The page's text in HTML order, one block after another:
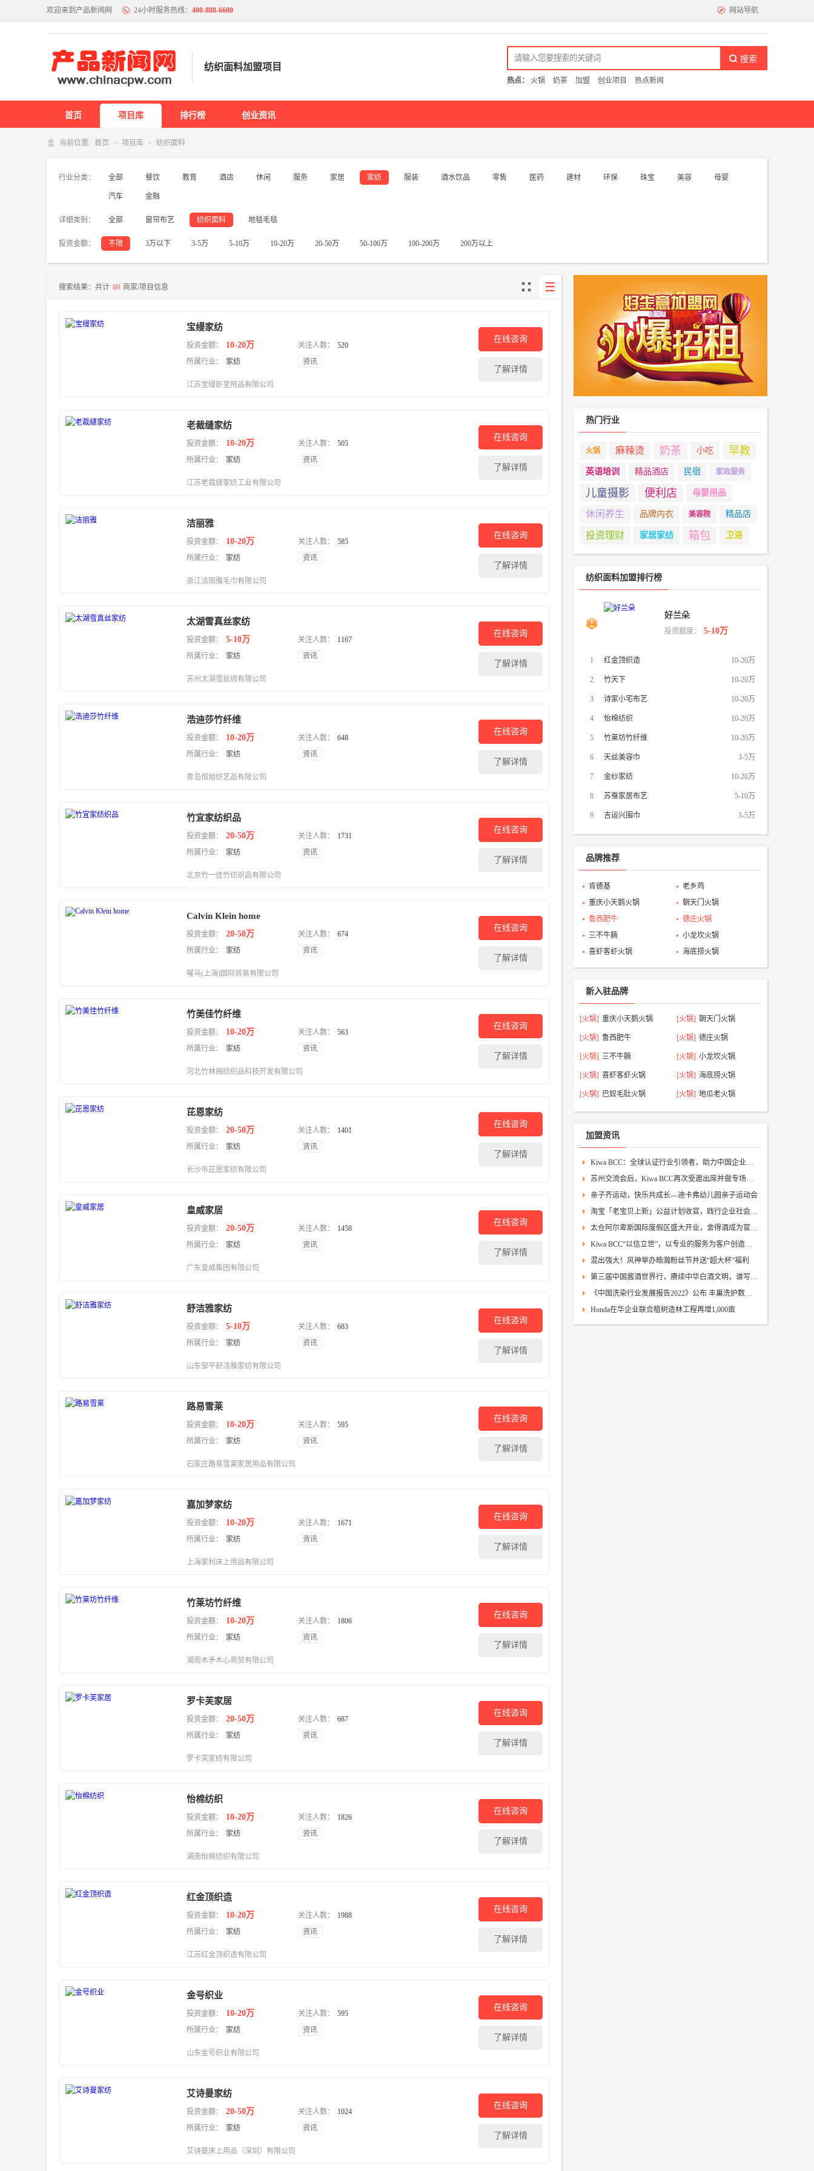
网站导航
火锅 烧烤 炸鸡 奶茶 鱼火锅 冒菜 快餐 烤鱼 小吃 卤味熟食 外卖便当 猪蹄 黄焖鸡米饭
面馆
韩国料理 日料 铁板烧
教育
作文培训 英语培训 IT培训 早教 幼儿园 主题酒店 精品酒店 商务酒店 快捷酒店 连锁酒店 民宿 电影院 按摩养生 酒吧 KTV 游戏
服务
干洗 摄影
家居 家纺
服装 酒水饮品
视力保健 净水器 太阳能
美容
母婴用品 月子中心
儿童玩具
汽车
汽车维修保养
汽车用品
贷款 理财 保险
欢迎来到产品新闻网 24小时服务热线： 400-888-6600
热点： 火锅 奶茶 加盟 创业项目 热点新闻
纺织面料加盟项目
首页 项目库 排行榜 创业资讯
当前位置: 首页 项目库 纺织面料
行业分类： 全部 餐饮 教育 酒店 休闲 服务 家居 家纺 服装 酒水饮品 零售 医药 建材 环保 珠宝 美容 母婴
汽车 金融
详细类别： 全部 窗帘布艺 纺织面料 地毯毛毯
投资金额： 不限 3万以下 3-5万 5-10万 10-20万 20-50万 50-100万 100-200万 200万以上
搜索结果：共计 69 商家/项目信息
宝缦家纺
投资金额： 10-20万 关注人数：
520
所属行业：
家纺 资讯
江苏宝缦卧室用品有限公司
在线咨询
了解详情
老裁缝家纺
投资金额： 10-20万 关注人数：
505
所属行业：
家纺 资讯
江苏老裁缝家纺工业有限公司
在线咨询
了解详情
洁丽雅
投资金额： 10-20万 关注人数：
585
所属行业：
家纺 资讯
浙江洁丽雅毛巾有限公司
在线咨询
了解详情
太湖雪真丝家纺
投资金额： 5-10万 关注人数：
1167
所属行业：
家纺 资讯
苏州太湖雪丝绸有限公司
在线咨询
了解详情
浩迪莎竹纤维
投资金额： 10-20万 关注人数：
648
所属行业：
家纺 资讯
青岛恒旭纺艺品有限公司
在线咨询
了解详情
竹宜家纺织品
投资金额： 20-50万 关注人数：
1731
所属行业：
家纺 资讯
北京竹一佳竹纺织品有限公司
在线咨询
了解详情
Calvin Klein home
投资金额： 20-50万 关注人数：
674
所属行业：
家纺 资讯
曜马(上海)国际贸易有限公司
在线咨询
了解详情
竹美佳竹纤维
投资金额： 10-20万 关注人数：
563
所属行业：
家纺 资讯
河北竹林阁纺织品科技开发有限公司
在线咨询
了解详情
芘恩家纺
投资金额： 20-50万 关注人数：
1401
所属行业：
家纺 资讯
长沙市芘恩家纺有限公司
在线咨询
了解详情
皇威家居
投资金额： 20-50万 关注人数：
1458
所属行业：
家纺 资讯
广东皇威集团有限公司
在线咨询
了解详情
舒洁雅家纺
投资金额： 5-10万 关注人数：
683
所属行业：
家纺 资讯
山东邹平舒洁雅家纺有限公司
在线咨询
了解详情
路易雪莱
投资金额： 10-20万 关注人数：
595
所属行业：
家纺 资讯
石家庄路易雪莱家居用品有限公司
在线咨询
了解详情
嘉加梦家纺
投资金额： 10-20万 关注人数：
1671
所属行业：
家纺 资讯
上海家利床上用品有限公司
在线咨询
了解详情
竹莱坊竹纤维
投资金额： 10-20万 关注人数：
1806
所属行业：
家纺 资讯
湖南木矛木心商贸有限公司
在线咨询
了解详情
罗卡芙家居
投资金额： 20-50万 关注人数：
687
所属行业：
家纺 资讯
罗卡芙家纺有限公司
在线咨询
了解详情
怡棉纺织
投资金额： 10-20万 关注人数：
1826
所属行业：
家纺 资讯
湖南怡棉纺织有限公司
在线咨询
了解详情
红金顶织造
投资金额： 10-20万 关注人数：
1988
所属行业：
家纺 资讯
江苏红金顶织造有限公司
在线咨询
了解详情
金号织业
投资金额： 10-20万 关注人数：
595
所属行业：
家纺 资讯
山东金号织业有限公司
在线咨询
了解详情
艾诗曼家纺
投资金额： 20-50万 关注人数：
1024
所属行业：
家纺 资讯
艾诗曼床上用品（深圳）有限公司
在线咨询
了解详情
热门行业
火锅 麻辣烫 奶茶 小吃 早教
英语培训 精品酒店 民宿 家政服务
儿童摄影 便利店 母婴用品
休闲养生 品牌内衣 美容院 精品店
投资理财 家居家纺 箱包 卫浴
纺织面料加盟排行榜
好兰朵
投资额度： 5-10万
10-20万
1 红金顶织造
10-20万
2 竹天下
10-20万
3 诗家小宅布艺
10-20万
4 怡棉纺织
10-20万
5 竹莱坊竹纤维
3-5万
6 天丝美容巾
10-20万
7 金纱家纺
5-10万
8 苏蚕家居布艺
3-5万
9 吉运兴围巾
品牌推荐
肯德基
老乡鸡
重庆小天鹅火锅
朝天门火锅
鲁西肥牛
德庄火锅
三不牛腩
小龙坎火锅
喜虾客虾火锅
海底捞火锅
新入驻品牌
[火锅] 重庆小天鹅火锅 [火锅] 朝天门火锅
[火锅] 鲁西肥牛 [火锅] 德庄火锅
[火锅] 三不牛腩 [火锅] 小龙坎火锅
[火锅] 喜虾客虾火锅 [火锅] 海底捞火锅
[火锅] 巴奴毛肚火锅 [火锅] 地瓜老火锅
加盟资讯
Kiwa BCC：全球认证行业引领者，助力中国企业谱写新篇章
苏州交流会后，Kiwa BCC再次受邀出席并做专场培训
亲子齐运动，快乐共成长---迪卡弗幼儿园亲子运动会
淘宝「老宝贝上新」公益计划收官，践行企业社会责任为双十一带来别样温暖
太仓阿尔卑斯国际度假区盛大开业，舍得酒成为官方指定白酒品牌
Kiwa BCC“以信立世”，以专业的服务为客户创造价值
混出强大！风神举办皓瀚粉丝节并送“超大杯”福利
第三届中国酱酒世界行，赓续中华白酒文明，谱写中外交流华章
《中国洗染行业发展报告2022》公布 丰巢洗护数智化能力备受行业认可
Honda在华企业联合植树造林工程再增1,000亩